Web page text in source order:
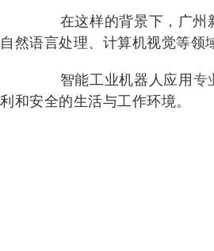
在这样的背景下，广州
自然语言处理、计算机视觉等领
智能工业机器人应用 专
利和安全的生活与工作环境。